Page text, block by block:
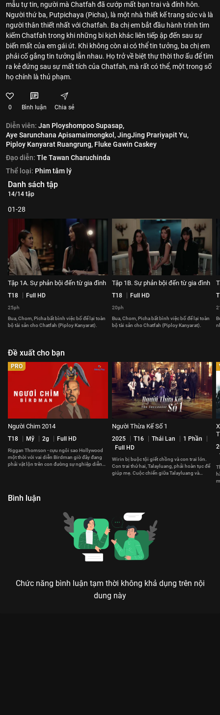
mẫu tự tin, người mà Chatfah đã cướp mất bạn trai và đính hôn.
Người thứ ba, Putpichaya (Picha), là một nhà thiết kế trang sức và là
người thân thiết nhất với Chatfah. Ba chị em bắt đầu hành trình tìm
kiếm Chatfah trong khi những bi kịch khác liên tiếp ập đến sau sự
biến mất của em gái út. Khi không còn ai có thể tin tưởng, ba chị em
phải cố gắng tin tưởng lẫn nhau. Họ trở về biệt thự thời thơ ấu để tìm
ra kẻ đứng sau sự mất tích của Chatfah, mà rất có thể, một trong số
họ chính là thủ phạm.
0 Bình luận Chia sẻ
Diễn viên: Jan Ployshompoo Supasap,
Aye Sarunchana Apisamaimongkol,JingJing Prariyapit Yu,
Piploy Kanyarat Ruangrung, Fluke Gawin Caskey
Đạo diễn: Tle Tawan Charuchinda
Thể loại: Phim tâm lý
Danh sách tập
14/14 tập
01-28
Tập 1A. Sự phản bội đến từ gia đình
T18 Full HD
25ph
Bua, Chom, Picha bất bình việc bố để lại toàn
bộ tài sản cho Chatfah (Piploy Kanyarat).
Tập 1B. Sự phản bội đến từ gia đình
T18 Full HD
20ph
Bua, Chom, Picha bất bình việc bố để lại toàn
bộ tài sản cho Chatfah (Piploy Kanyarat).
Đề xuất cho bạn
PRO
Người Chim 2014
T18 Mỹ 2g Full HD
Riggan Thomson - cựu ngôi sao Hollywood
một thời với vai diễn Birdman giờ đây đang
phải vật lộn trên con đường sự nghiệp diễn
Người Thừa Kế Số 1
2025 T16 Thái Lan
1 Phần
Full HD
Wirin bị buộc tội giết chồng và con trai lớn.
Con trai thứ hai, Talayluang, phải hoàn tục để
giúp mẹ. Cuộc chiến giữa Talayluang và
Bình luận
Chức năng bình luận tạm thời không khả dụng trên nội
dung này